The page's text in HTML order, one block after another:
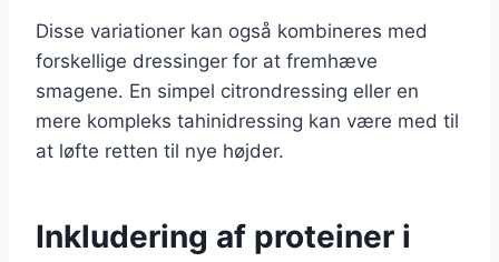
Disse variationer kan også kombineres med
forskellige dressinger for at fremhæve
smagene. En simpel citrondressing eller en
mere kompleks tahinidressing kan være med til
at løfte retten til nye højder.
Inkludering af proteiner i